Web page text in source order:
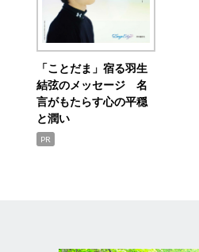
「ことだま」宿る羽生
結弦のメッセージ 名
言がもたらす心の平穏
と潤い
PR